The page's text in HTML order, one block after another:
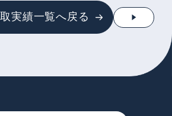
実績一覧へ戻る